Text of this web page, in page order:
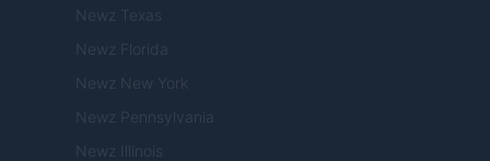
Newz Texas
Newz Florida
Newz New York
Newz Pennsylvania
Newz Illinois